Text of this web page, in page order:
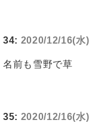
34: 2020/12/16(水
名前も雪野で草
35: 2020/12/16(水